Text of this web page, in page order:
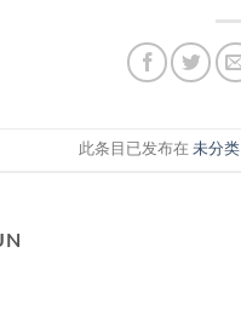
此条目已发布在未分类